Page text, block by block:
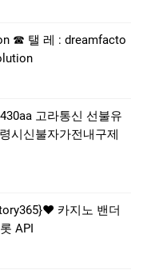
☎ 탤 레 : dreamfacto
고라통신 선불유
시신불자가전내구제
카지노 밴더
API